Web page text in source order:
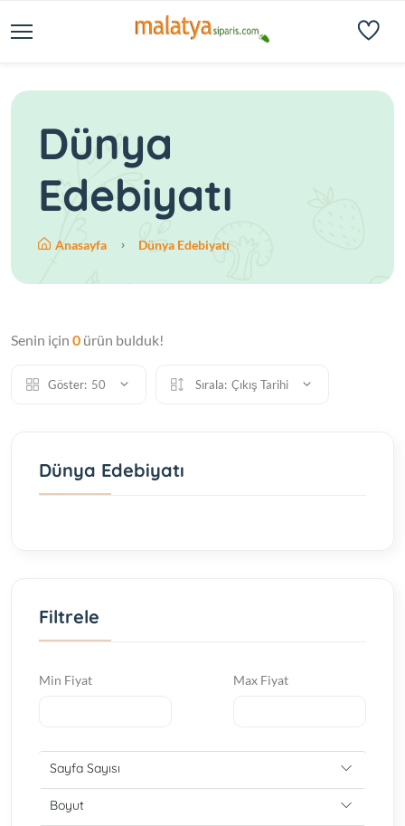
Dünya
Edebiyatı
Anasayfa Dünya Edebiyatı
Senin için 0 ürün bulduk!
Göster: 50 Sırala: Çıkış Tarihi
Dünya Edebiyatı
Filtrele
Min Fiyat Max Fiyat
Sayfa Sayısı
Boyut